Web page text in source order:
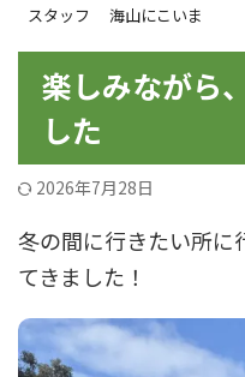
スタッフ
海山にこいま
楽しみながら
した
2026年7月28日
冬の間に行きたい所に
てきました！